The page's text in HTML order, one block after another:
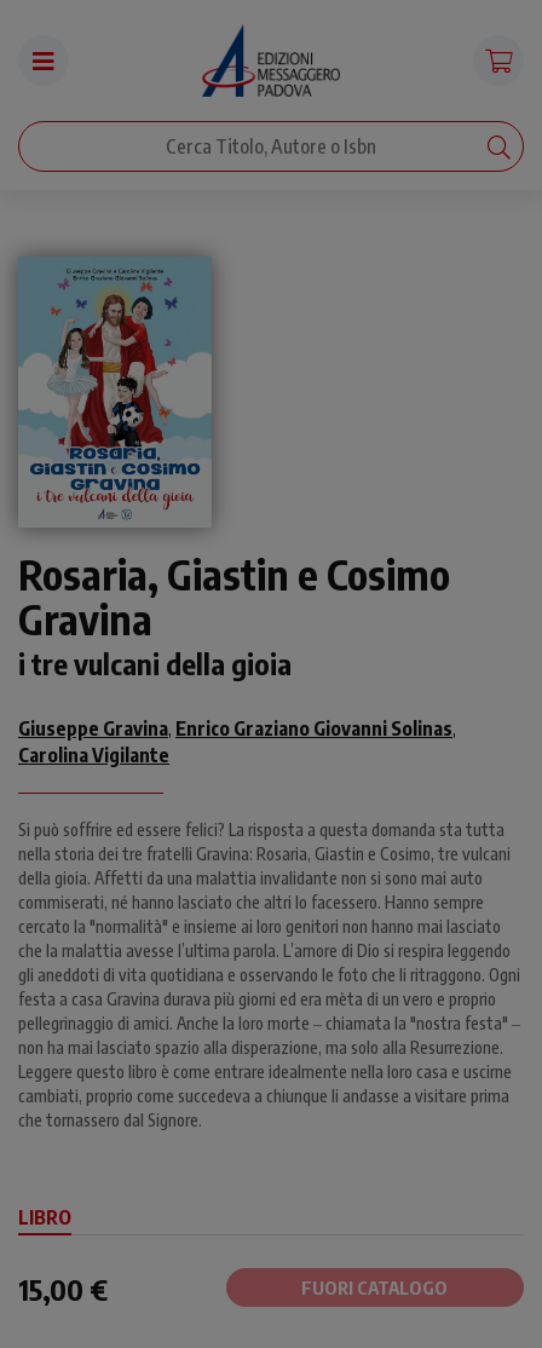
Rosaria, Giastin e Cosimo
Gravina
i tre vulcani della gioia
Giuseppe Gravina, Enrico Graziano Giovanni Solinas,
Carolina Vigilante
Si può soffrire ed essere felici? La risposta a questa domanda sta tutta
nella storia dei tre fratelli Gravina: Rosaria, Giastin e Cosimo, tre vulcani
della gioia. Affetti da una malattia invalidante non si sono mai auto
commiserati, né hanno lasciato che altri lo facessero. Hanno sempre
cercato la "normalità" e insieme ai loro genitori non hanno mai lasciato
che la malattia avesse l’ultima parola. L’amore di Dio si respira leggendo
gli aneddoti di vita quotidiana e osservando le foto che li ritraggono. Ogni
festa a casa Gravina durava più giorni ed era mèta di un vero e proprio
pellegrinaggio di amici. Anche la loro morte ‒ chiamata la "nostra festa" ‒
non ha mai lasciato spazio alla disperazione, ma solo alla Resurrezione.
Leggere questo libro è come entrare idealmente nella loro casa e uscirne
cambiati, proprio come succedeva a chiunque li andasse a visitare prima
che tornassero dal Signore.
LIBRO
15,00 € FUORI CATALOGO